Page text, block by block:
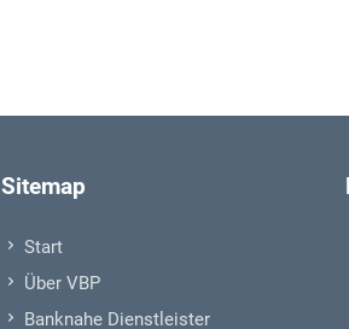
Sitemap
Start
Über VBP
Banknahe Dienstleister